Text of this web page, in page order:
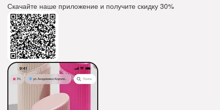
Скачайте наше приложение и получите скидку 30%